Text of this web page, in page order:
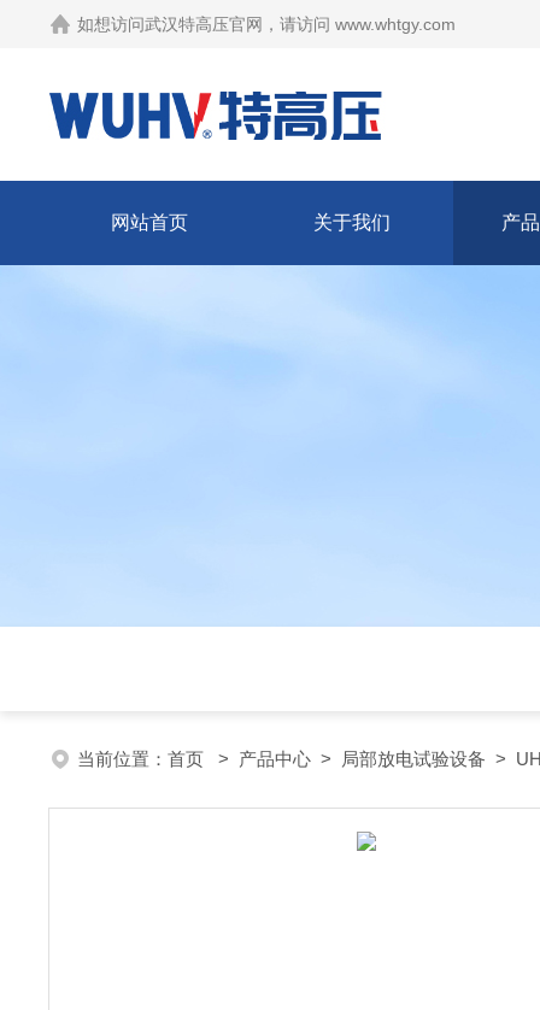
如想访问武汉特高压官网，请访问 www.whtgy.com
网站首页 关于我们 产
当前位置： 首页 > 产品中心 > 局部放电试验设备 >